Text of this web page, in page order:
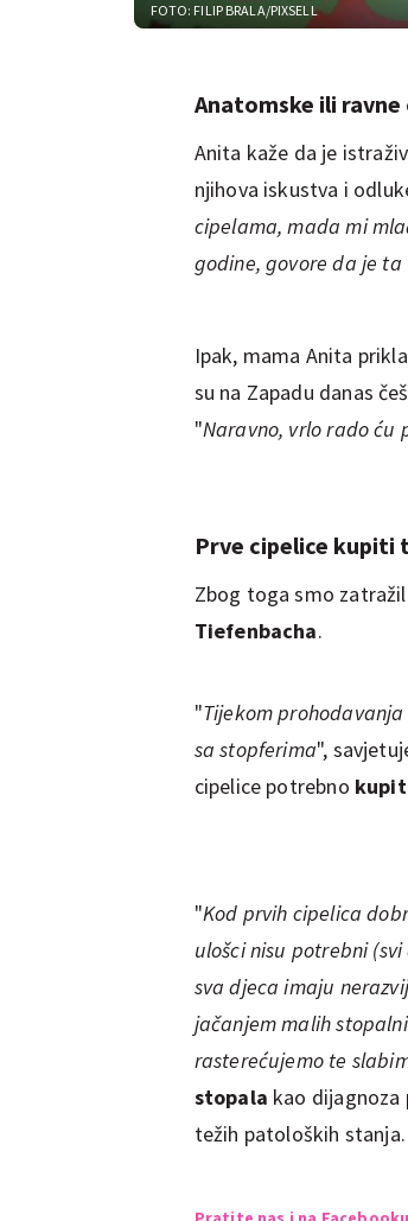
FOTO: FILIP BRALA/PIXSELL
Anatomske ili ravne
Anita kaže da je
njihova iskustva i
cipelama, mada mi
godine, govore da je
Ipak, mama Anita
su na Zapadu danas
"Naravno, vrlo rado ću
Prve cipelice kupiti
Zbog toga smo
Tiefenbacha.
"Tijekom
sa stopferima",
cipelice potrebno
"Kod prvih cipelica
ulošci nisu potrebni
sva djeca imaju
jačanjem malih
rasterećujemo te
stopala kao
težih patoloških stanja.